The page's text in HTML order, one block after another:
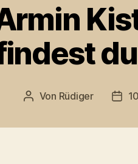
Beitragsautor
Von Rüdiger